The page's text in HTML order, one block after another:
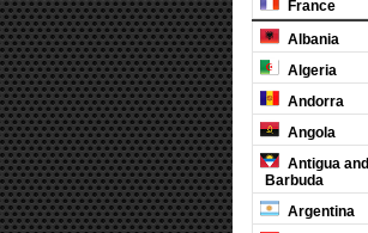
France
Albania
Algeria
Andorra
Angola
Antigua and
Barbuda
Argentina